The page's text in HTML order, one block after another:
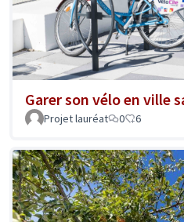
Garer son vélo en ville
Projet lauréat 0 6